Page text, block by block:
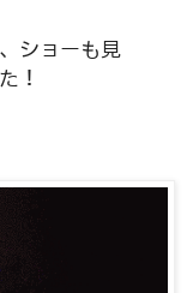
ショーも見
！